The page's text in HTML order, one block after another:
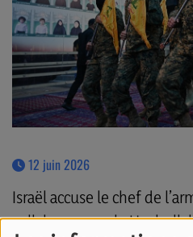
12 juin 2026
Israël accuse le chef de
collaborer avec le